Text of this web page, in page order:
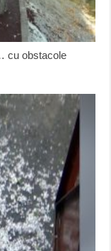
cu obstacole